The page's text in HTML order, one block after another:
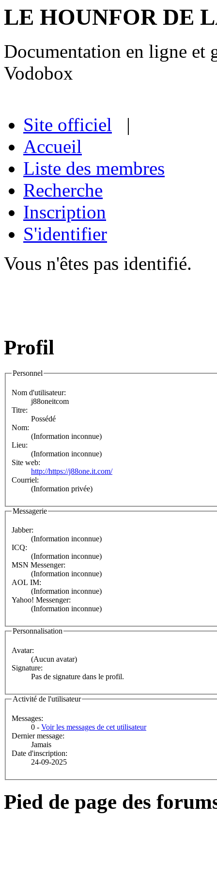
LE HOUNFOR DE
Documentation en ligne et
Vodobox
Site officiel |
Accueil
Liste des membres
Recherche
Inscription
S'identifier
Vous n'êtes pas identifié.
Profil
Personnel
Nom d'utilisateur:
j88oneitcom
Titre:
Possédé
Nom:
(Information inconnue)
Lieu:
(Information inconnue)
Site web:
http://https://j88one.it.com/
Courriel:
(Information privée)
Messagerie
Jabber:
(Information inconnue)
ICQ:
(Information inconnue)
MSN Messenger:
(Information inconnue)
AOL IM:
(Information inconnue)
Yahoo! Messenger:
(Information inconnue)
Personnalisation
Avatar:
(Aucun avatar)
Signature:
Pas de signature dans le profil.
Activité de l'utilisateur
Messages:
0 - Voir les messages de cet utilisateur
Dernier message:
Jamais
Date d'inscription:
24-09-2025
Pied de page des